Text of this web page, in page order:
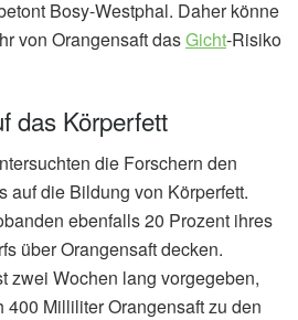
Bosy-Westphal. Daher könne
von Orangensaft dasGicht-Risiko
das Körperfett
die Forschern den
auf die Bildung von Körperfett.
ebenfalls 20 Prozent ihres
über Orangensaft decken.
zwei Wochen lang vorgegeben,
Milliliter Orangensaft zu den